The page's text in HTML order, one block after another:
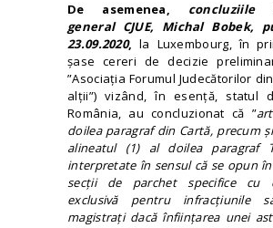
De asemenea,
concluziile
general CJUE, Michal Bobek,
23.09.2020,la Luxembourg, în
șase cereri de decizie
”Asociația Forumul Judecătorilor
alții”) vizând, în esență, statul
România, au concluzionat că ”
doilea paragraf din Cartă, precum
alineatul (1) al doilea paragraf
interpretate în sensul că se opun
secții de parchet specifice cu
exclusivă pentru infracțiunile
magistrați dacă înființarea unei